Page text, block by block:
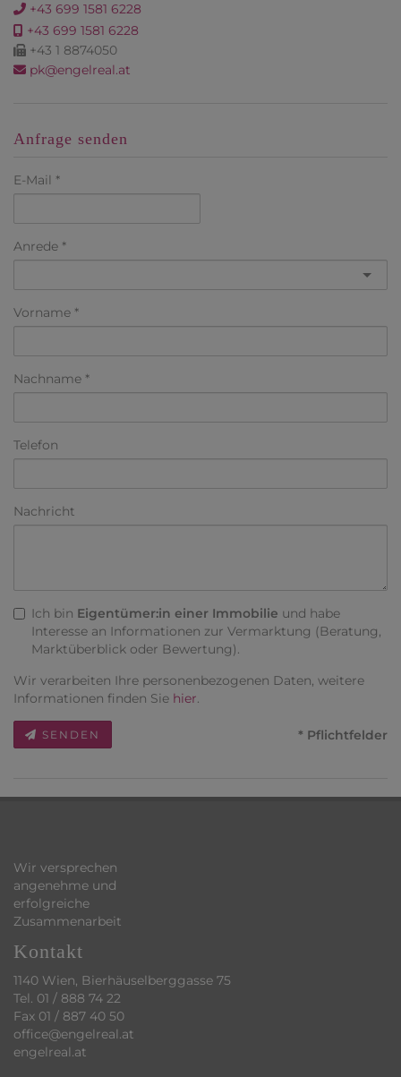
+43 699 1581 6228
+43 699 1581 6228
+43 1 8874050
pk@engelreal.at
Anfrage senden
E-Mail
Anrede
Vorname
Nachname
Telefon
Nachricht
Ich bin Eigentümer:in einer Immobilie und habe
Interesse an Informationen zur Vermarktung (Beratung,
Marktüberblick oder Bewertung).
Wir verarbeiten Ihre personenbezogenen Daten, weitere
Informationen finden Sie hier.
SENDEN * Pflichtfelder
Wir versprechen
angenehme und
erfolgreiche
Zusammenarbeit
Kontakt
1140 Wien, Bierhäuselberggasse 75
Tel. 01 / 888 74 22
Fax 01 / 887 40 50
office@engelreal.at
engelreal.at